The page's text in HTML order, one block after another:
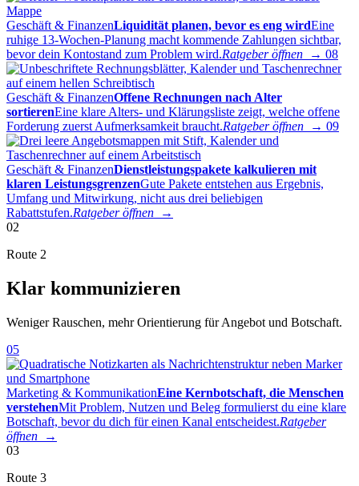
Geschäft & FinanzenLiquidität planen, bevor es eng wirdEine
ruhige 13-Wochen-Planung macht kommende Zahlungen sichtbar,
bevor dein Kontostand zum Problem wird.Ratgeber öffnen → 08
Geschäft & FinanzenOffene Rechnungen nach Alter
sortierenEine klare Alters- und Klärungsliste zeigt, welche offene
Forderung zuerst Aufmerksamkeit braucht.Ratgeber öffnen → 09
Geschäft & FinanzenDienstleistungspakete kalkulieren mit
klaren LeistungsgrenzenGute Pakete entstehen aus Ergebnis,
Umfang und Mitwirkung, nicht aus drei beliebigen
Rabattstufen.Ratgeber öffnen →
02
Route 2
Klar kommunizieren
Weniger Rauschen, mehr Orientierung für Angebot und Botschaft.
05
Marketing & KommunikationEine Kernbotschaft, die Menschen
verstehenMit Problem, Nutzen und Beleg formulierst du eine klare
Botschaft, bevor du dich für einen Kanal entscheidest.Ratgeber
öffnen →
03
Route 3